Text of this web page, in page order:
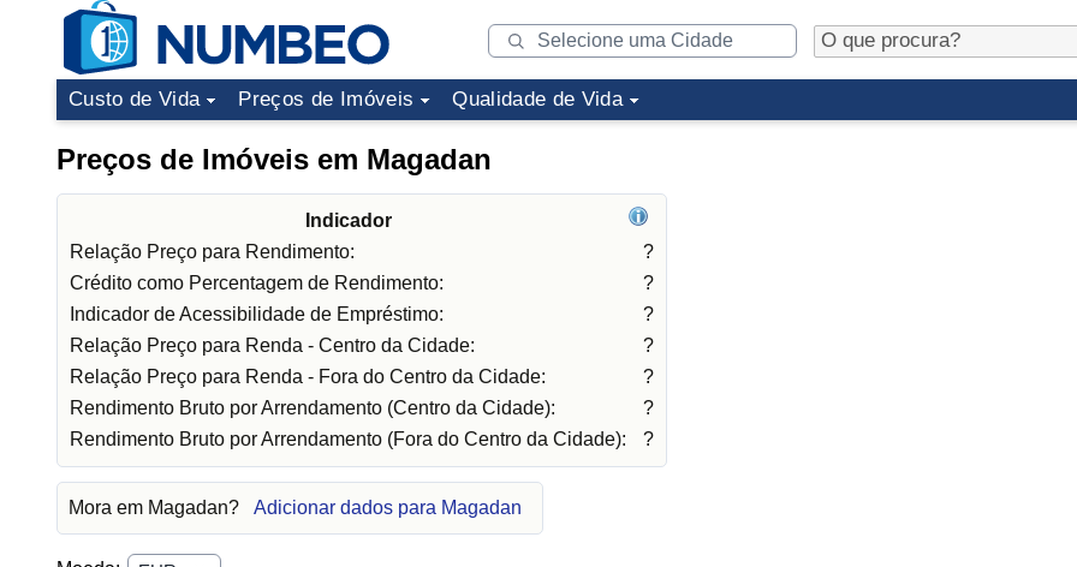
Custo de Vida Preços de Imóveis Qualidade de Vida
Preços de Imóveis em Magadan
Indicador
Relação Preço para Rendimento:
?
Crédito como Percentagem de Rendimento:
?
Indicador de Acessibilidade de Empréstimo:
?
Relação Preço para Renda - Centro da Cidade:
?
Relação Preço para Renda - Fora do Centro da Cidade:
?
Rendimento Bruto por Arrendamento (Centro da Cidade):
?
Rendimento Bruto por Arrendamento (Fora do Centro da Cidade):
?
Mora em Magadan? Adicionar dados para Magadan